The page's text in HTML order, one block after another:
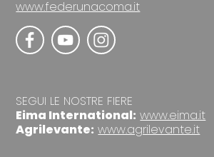
www.federunacoma.it
SEGUI LE NOSTRE FIERE
Eima International: www.eima.it
Agrilevante: www.agrilevante.it